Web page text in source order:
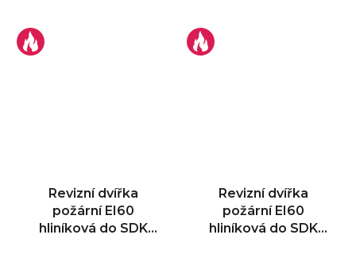
Revizní dvířka
požární EI60
hliníková do SDK
Revizní dvířka
požární EI60
hliníková do SDK